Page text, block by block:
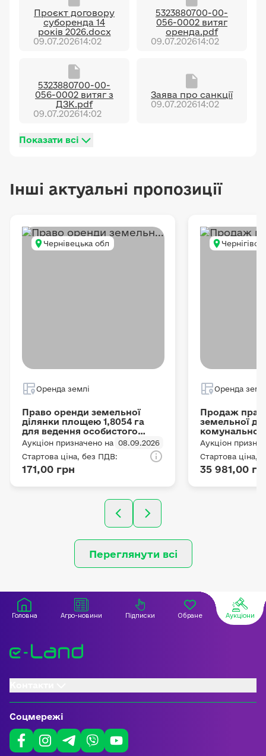
Проєкт договору
суборенда 14
років 2026.docx
09.07.202614:02
5323880700-00-
056-0002 витяг
оренда.pdf
09.07.202614:02
5323880700-00-
056-0002 витяг з
ДЗК.pdf
09.07.202614:02
Заява про санкції
09.07.202614:02
Показати всі
Інші актуальні пропозиції
Чернівецька обл
Оренда землі
Право оренди земельної
ділянки площею 1,8054 га
для ведення особистого
селянського господарства.
Аукціон призначено на 08.09.2026
Стартова ціна, без ПДВ:
171,00 грн
Оренда
Продаж
земельної
комунальної
(землі с/г
Борзнянська
Аукціон
Стартова ціна,
35 981,00
Переглянути всі
Головна Агро-новини Підписки Обране Аукціони
Соцмережі